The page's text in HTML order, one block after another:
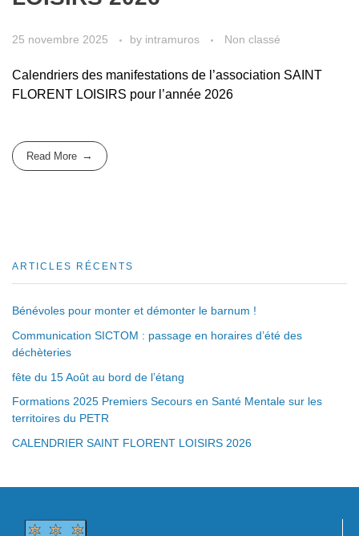
25 novembre 2025 by intramuros Non classé
Calendriers des manifestations de l’association SAINT
FLORENT LOISIRS pour l’année 2026
Read More
ARTICLES RÉCENTS
Bénévoles pour monter et démonter le barnum !
Communication SICTOM : passage en horaires d’été des
déchèteries
fête du 15 Août au bord de l’étang
Formations 2025 Premiers Secours en Santé Mentale sur les
territoires du PETR
CALENDRIER SAINT FLORENT LOISIRS 2026